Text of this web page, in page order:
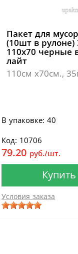
Пакет для
(10шт в
110х70 черные
лайт
110см х70см.,
В упаковке: 40
Код: 10706
79.20 руб./шт.
Купить
Условия заказа